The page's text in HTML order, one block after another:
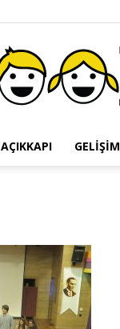
AÇIKKAPI GELIŞIM